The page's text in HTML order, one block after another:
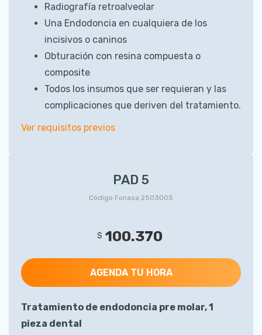
Radiografía retroalveolar
Una Endodoncia en cualquiera de los
incisivos o caninos
Obturación con resina compuesta o
composite
Todos los insumos que ser requieran y las
complicaciones que deriven del tratamiento.
Ver requisitos previos
PAD 5
Código Fonasa 2503005
$ 100.370
AGENDA TU HORA
Tratamiento de endodoncia pre molar, 1
pieza dental